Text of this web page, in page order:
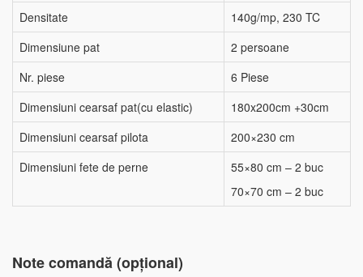
Densitate
140g/mp, 230 TC
Dimensiune pat
2 persoane
Nr. piese
6 Piese
Dimensiuni cearsaf pat(cu elastic)
180x200cm +30cm
Dimensiuni cearsaf pilota
200×230 cm
Dimensiuni fete de perne
55×80 cm – 2 buc
70×70 cm – 2 buc
Note comandă (opțional)